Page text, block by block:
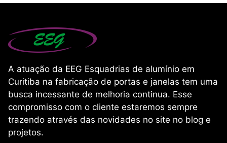
A atuação da EEG Esquadrias de alumínio em
Curitiba na fabricação de portas e janelas tem uma
busca incessante de melhoria continua. Esse
compromisso com o cliente estaremos sempre
trazendo através das novidades no site no blog e
projetos.